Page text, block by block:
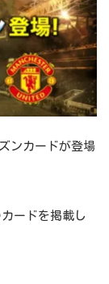
ンカードが登場
ードを掲載し